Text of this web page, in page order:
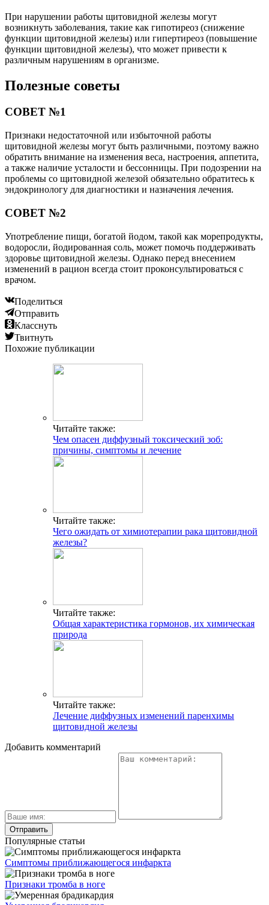
При нарушении работы щитовидной железы могут
возникнуть заболевания, такие как гипотиреоз (снижение
функции щитовидной железы) или гипертиреоз (повышение
функции щитовидной железы), что может привести к
различным нарушениям в организме.
Полезные советы
СОВЕТ №1
Признаки недостаточной или избыточной работы
щитовидной железы могут быть различными, поэтому важно
обратить внимание на изменения веса, настроения, аппетита,
а также наличие усталости и бессонницы. При подозрении на
проблемы со щитовидной железой обязательно обратитесь к
эндокринологу для диагностики и назначения лечения.
СОВЕТ №2
Употребление пищи, богатой йодом, такой как морепродукты,
водоросли, йодированная соль, может помочь поддерживать
здоровье щитовидной железы. Однако перед внесением
изменений в рацион всегда стоит проконсультироваться с
врачом.
Поделиться
Отправить
Класснуть
Твитнуть
Похожие публикации
Читайте также:
Чем опасен диффузный токсический зоб:
причины, симптомы и лечение
Читайте также:
Чего ожидать от химиотерапии рака щитовидной
железы?
Читайте также:
Общая характеристика гормонов, их химическая
природа
Читайте также:
Лечение диффузных изменений паренхимы
щитовидной железы
Добавить комментарий
Популярные статьи
Симптомы приближающегося инфаркта
Признаки тромба в ноге